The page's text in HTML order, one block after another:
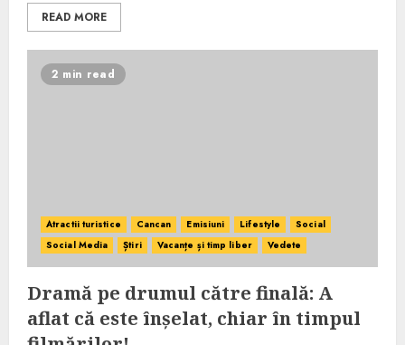
READ MORE
2 min read
Atractii turistice Cancan Emisiuni Lifestyle
Social
Social Media
Știri Vacanțe și timp liber Vedete
Dramă pe drumul către finală: A
aflat că este înșelat, chiar în timpul